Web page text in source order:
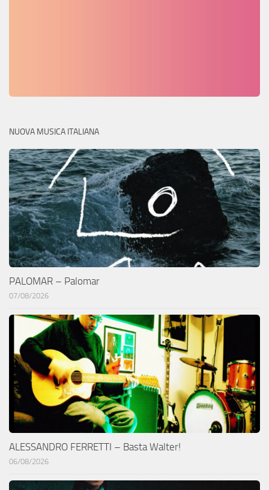
NUOVA MUSICA ITALIANA
PALOMAR – Palomar
07/08/2026
ALESSANDRO FERRETTI – Basta Walter!
06/08/2026